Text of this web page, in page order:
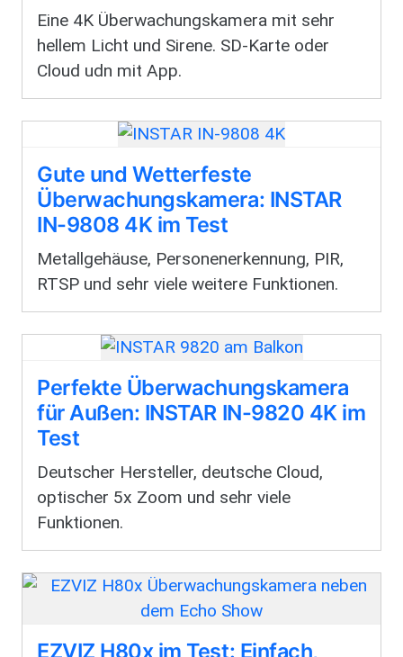
Eine 4K Überwachungskamera mit sehr
hellem Licht und Sirene. SD-Karte oder
Cloud udn mit App.
Gute und Wetterfeste
Überwachungskamera: INSTAR
IN-9808 4K im Test
Metallgehäuse, Personenerkennung, PIR,
RTSP und sehr viele weitere Funktionen.
Perfekte Überwachungskamera
für Außen: INSTAR IN-9820 4K im
Test
Deutscher Hersteller, deutsche Cloud,
optischer 5x Zoom und sehr viele
Funktionen.
EZVIZ H80x im Test: Einfach,